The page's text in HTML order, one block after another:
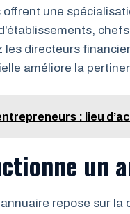
une
les directeurs
améliore la
: lieu
un
repose sur